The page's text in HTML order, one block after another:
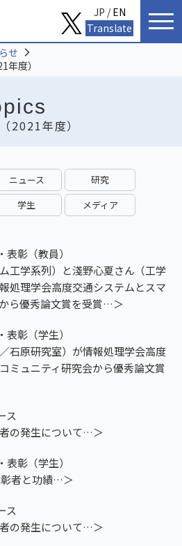
2021年度）
せ
度）
ニュース
研究
学生 メディア
表彰（教員）
工学系列）と淺野心夏さん（工学
処理学会高度交通システムとスマ
ら優秀論文賞を受賞
表彰（学生）
石原研究室）が情報処理学会高度
ミュニティ研究会から優秀論文賞
ス
の発生について
表彰（学生）
者と功績
ス
の発生について
JP /EN
Translate